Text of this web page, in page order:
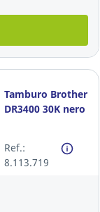
Tamburo Brother
DR3400 30K nero
Ref.:
8.113.719